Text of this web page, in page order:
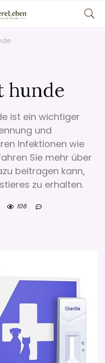
hunde
ist ein wichtiger
und
Infektionen wie
Sie mehr über
beitragen kann,
zu erhalten.
106